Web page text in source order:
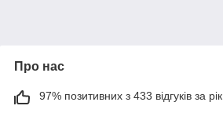
Про нас
97% позитивних з 433 відгуків за рік